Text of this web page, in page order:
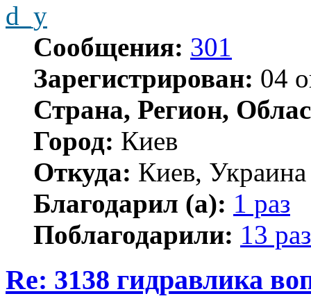
d_y
Сообщения: 301
Зарегистрирован: 04
Страна, Регион,
Город: Киев
Откуда: Киев, Украина
Благодарил (а): 1 раз
Поблагодарили: 13 раз
Re: 3138 гидравлика